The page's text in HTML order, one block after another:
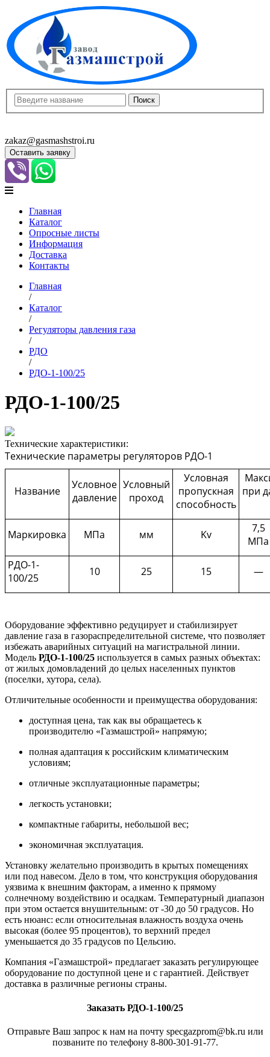
zakaz@gasmashstroi.ru
Оставить заявку
Главная
Каталог
Опросные листы
Информация
Доставка
Контакты
Главная
/
Каталог
/
Регуляторы давления газа
/
РДО
/
РДО-1-100/25
РДО-1-100/25
Технические характеристики:
Технические параметры регуляторов РДО-1
Название
Условное
давление
Условный
проход
Условная
пропускная
способность
при
Маркировка МПа мм Kv
7,5
МПа
РДО-1-
100/25
10 25 15 —
Оборудование эффективно редуцирует и стабилизирует
давление газа в газораспределительной системе, что позволяет
избежать аварийных ситуаций на магистральной линии.
Модель РДО-1-100/25 используется в самых разных объектах:
от жилых домовладений до целых населенных пунктов
(поселки, хутора, села).
Отличительные особенности и преимущества оборудования:
доступная цена, так как вы обращаетесь к
производителю «Газмашстрой» напрямую;
полная адаптация к российским климатическим
условиям;
отличные эксплуатационные параметры;
легкость установки;
компактные габариты, небольшой вес;
экономичная эксплуатация.
Установку желательно производить в крытых помещениях
или под навесом. Дело в том, что конструкция оборудования
уязвима к внешним факторам, а именно к прямому
солнечному воздействию и осадкам. Температурный диапазон
при этом остается внушительным: от -30 до 50 градусов. Но
есть нюанс: если относительная влажность воздуха очень
высокая (более 95 процентов), то верхний предел
уменьшается до 35 градусов по Цельсию.
Компания «Газмашстрой» предлагает заказать регулирующее
оборудование по доступной цене и с гарантией. Действует
доставка в различные регионы страны.
Заказать РДО-1-100/25
Отправьте Ваш запрос к нам на почту specgazprom@bk.ru или
позваните по телефону 8-800-301-91-77.